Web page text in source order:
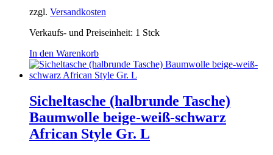
zzgl. Versandkosten
Verkaufs- und Preiseinheit: 1 Stck
In den Warenkorb
Sicheltasche (halbrunde Tasche)
Baumwolle beige-weiß-schwarz
African Style Gr. L